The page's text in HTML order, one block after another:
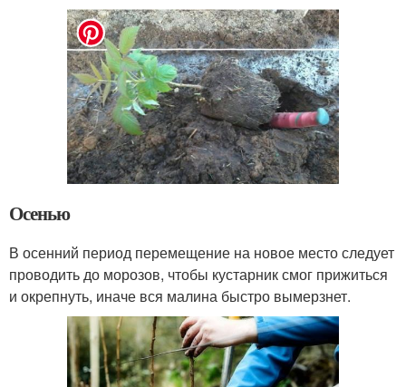
Осенью
В осенний период перемещение на новое место следует
проводить до морозов, чтобы кустарник смог прижиться
и окрепнуть, иначе вся малина быстро вымерзнет.